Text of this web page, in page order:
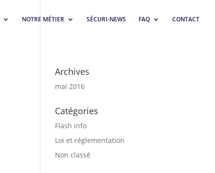
NOTRE MÉTIER SÉCURI-NEWS FAQ CONTACT
Archives
mai 2016
Catégories
Flash info
Loi et réglementation
Non classé